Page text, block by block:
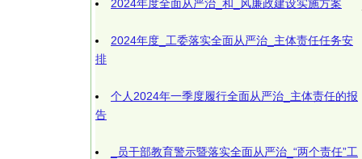
2024年度全面从严治_和_风廉政建设实施方案
2024年度_工委落实全面从严治_主体责任任务安
排
个人2024年一季度履行全面从严治_主体责任的报
告
_员干部教育警示暨落实全面从严治_“两个责任”工